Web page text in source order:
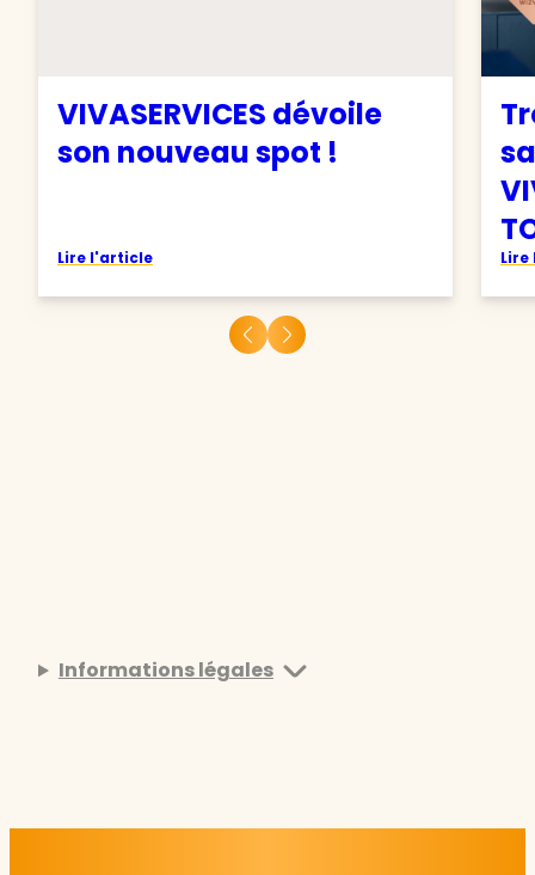
VIVASERVICES dévoile
son nouveau spot !
Lire l'article
Informations légales